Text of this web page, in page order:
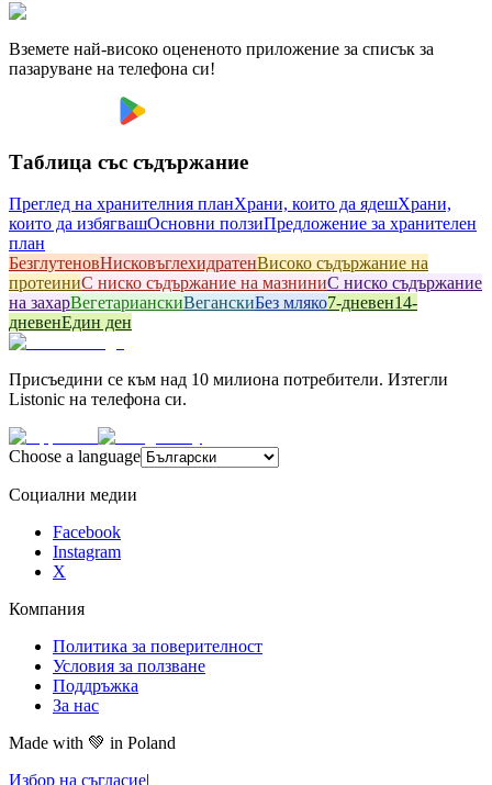
Вземете най-високо оцененото приложение за списък за
пазаруване на телефона си!
Таблица със съдържание
Преглед на хранителния планХрани, които да ядешХрани,
които да избягвашОсновни ползиПредложение за хранителен
план
БезглутеновHисковъглехидратенВисоко съдържание на
протеиниС ниско съдържание на мазниниС ниско съдържание
на захарВегетарианскиВеганскиБез мляко7-дневен14-
дневенЕдин ден
Присъедини се към над 10 милиона потребители. Изтегли
Listonic на телефона си.
Choose a language
Социални медии
Facebook
Instagram
X
Компания
Политика за поверителност
Условия за ползване
Поддръжка
За нас
Made with 💚 in Poland
Избор на съгласие